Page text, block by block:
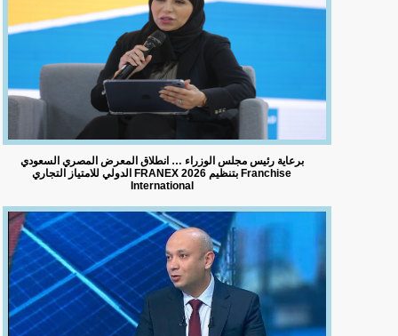
برعاية رئيس مجلس الوزراء … انطلاق المعرض المصري السعودي
الدولي للامتياز التجاري FRANEX 2026 بتنظيم Franchise
International